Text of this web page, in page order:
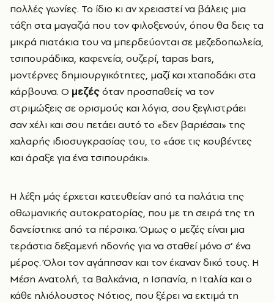
πολλές γωνίες. Το ίδιο κι αν χρειαστεί να βάλεις μια
τάξη στα μαγαζιά που τον φιλοξενούν, όπου θα δεις τα
μικρά πιατάκια του να μπερδεύονται σε μεζεδοπωλεία,
τσιπουράδικα, καφενεία, ουζερί, tapas bars,
μοντέρνες δημιουργικότητες, μαζί και χταποδάκι στα
κάρβουνα. Ο μεζέςόταν προσπαθείς να τον
στριμώξεις σε ορισμούς και λόγια, σου ξεγλιστράει
σαν χέλι και σου πετάει αυτό το «δεν βαριέσαι» της
χαλαρής ιδιοσυγκρασίας του, το «άσε τις κουβέντες
και άραξε για ένα τσιπουράκι».
H λέξη μάς έρχεται κατευθείαν από τα παλάτια της
οθωμανικής αυτοκρατορίας, που με τη σειρά της τη
δανείστηκε από τα πέρσικα. Όμως ο μεζές είναι μια
τεράστια δεξαμενή ηδονής για να σταθεί μόνο σ’ ένα
μέρος. Όλοι τον αγάπησαν και τον έκαναν δικό τους. Η
Μέση Ανατολή, τα Βαλκάνια, η Ισπανία, η Ιταλία και ο
κάθε ηλιόλουστος Νότιος, που ξέρει να εκτιμά τη